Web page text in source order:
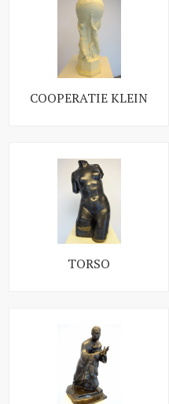
COOPERATIE KLEIN
TORSO